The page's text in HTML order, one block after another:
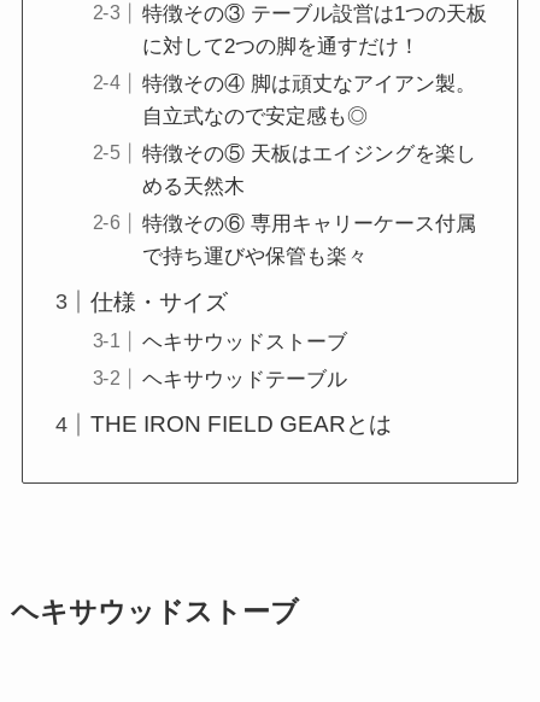
特徴その③ テーブル設営は1つの天板
に対して2つの脚を通すだけ！
特徴その④ 脚は頑丈なアイアン製。
自立式なので安定感も◎
特徴その⑤ 天板はエイジングを楽し
める天然木
特徴その⑥ 専用キャリーケース付属
で持ち運びや保管も楽々
仕様・サイズ
ヘキサウッドストーブ
ヘキサウッドテーブル
THE IRON FIELD GEARとは
ヘキサウッドストーブ